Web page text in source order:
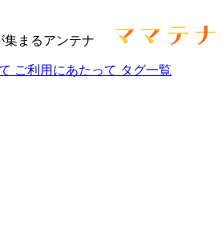
集まるアンテナ
ご利用にあたって タグ一覧